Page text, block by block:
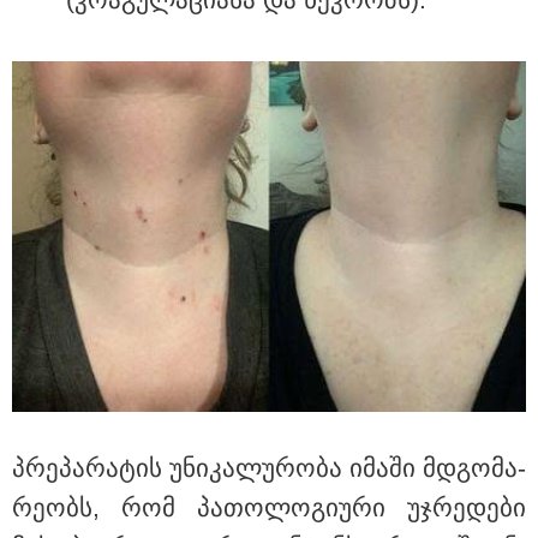
მნიშვნელოვანი ინფორმაცია
11:13 / 05-08-2026
Hisense წარმოგიდგენთ გზავნილს "ინოვაციები
უკეთესი ცხოვრებისათვის" FIFA-ს 2026 წლის
პრე­პა­რა­ტის უნი­კა­ლუ­რო­ბა იმა­ში მდგო­მა­
რე­ობს, რომ პა­თო­ლო­გი­უ­რი უჯრე­დე­ბი